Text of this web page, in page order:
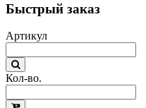
Быстрый заказ
Артикул
Кол-во.